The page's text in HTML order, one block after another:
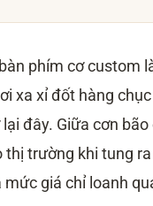
phím cơ custom
xa xỉ đốt hàng
đây. Giữa cơn
trường khi tung
giá chỉ loanh